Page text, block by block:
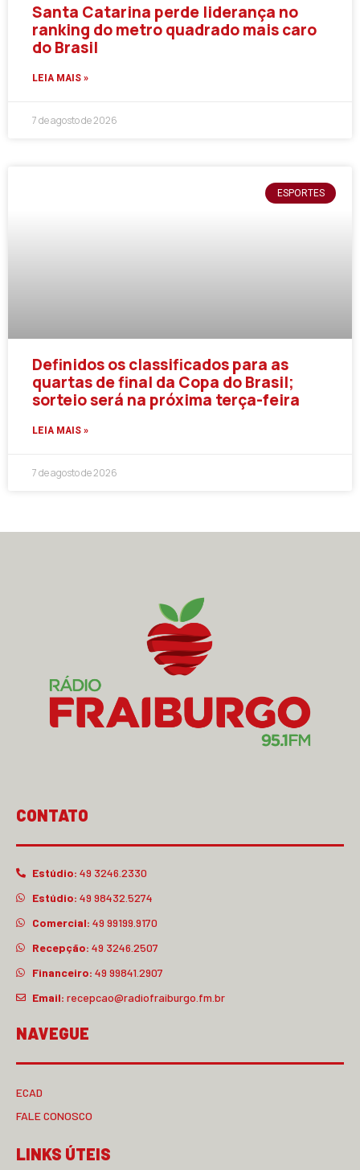
Santa Catarina perde liderança no
ranking do metro quadrado mais caro
do Brasil
LEIA MAIS »
7 de agosto de 2026
ESPORTES
Definidos os classificados para as
quartas de final da Copa do Brasil;
sorteio será na próxima terça-feira
LEIA MAIS »
7 de agosto de 2026
CONTATO
Estúdio: 49 3246.2330
Estúdio: 49 98432.5274
Comercial: 49 99199.9170
Recepção: 49 3246.2507
Financeiro: 49 99841.2907
Email: recepcao@radiofraiburgo.fm.br
NAVEGUE
ECAD
FALE CONOSCO
LINKS ÚTEIS